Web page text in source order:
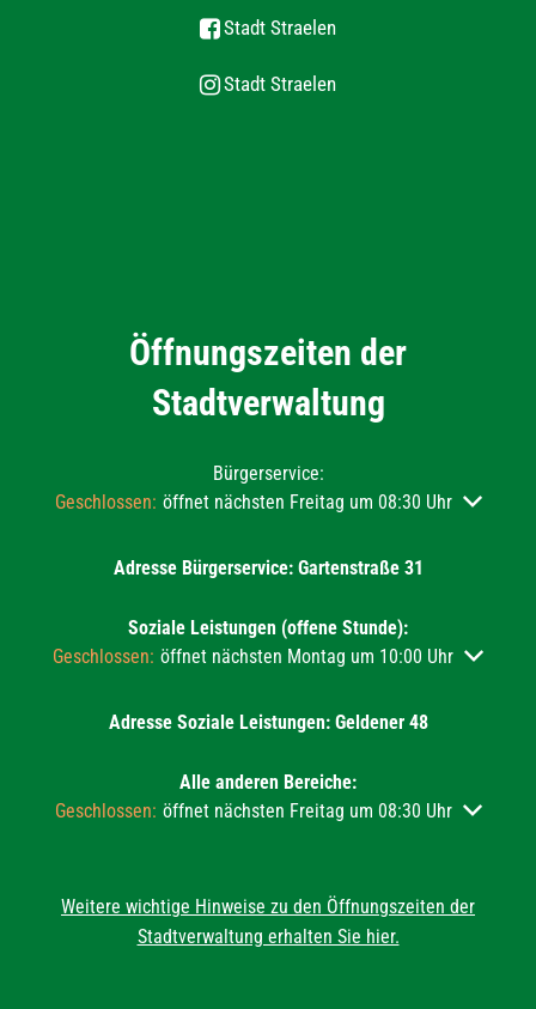
Stadt Straelen
Stadt Straelen
Öffnungszeiten der
Stadtverwaltung
Bürgerservice:
Klicken, um weitere Öffnungs- oder Schließzeiten
Geschlossen: öffnet nächsten Freitag um 08:30 Uhr
Adresse Bürgerservice: Gartenstraße 31
Soziale Leistungen (offene Stunde):
Klicken, um weitere Öffnungs- oder Schließzeiten
Geschlossen: öffnet nächsten Montag um 10:00 Uhr
Adresse Soziale Leistungen: Geldener 48
Alle anderen Bereiche:
Klicken, um weitere Öffnungs- oder Schließzeiten
Geschlossen: öffnet nächsten Freitag um 08:30 Uhr
Weitere wichtige Hinweise zu den Öffnungszeiten der
Stadtverwaltung erhalten Sie hier.